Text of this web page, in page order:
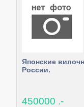
Японские
России.
450000 .-